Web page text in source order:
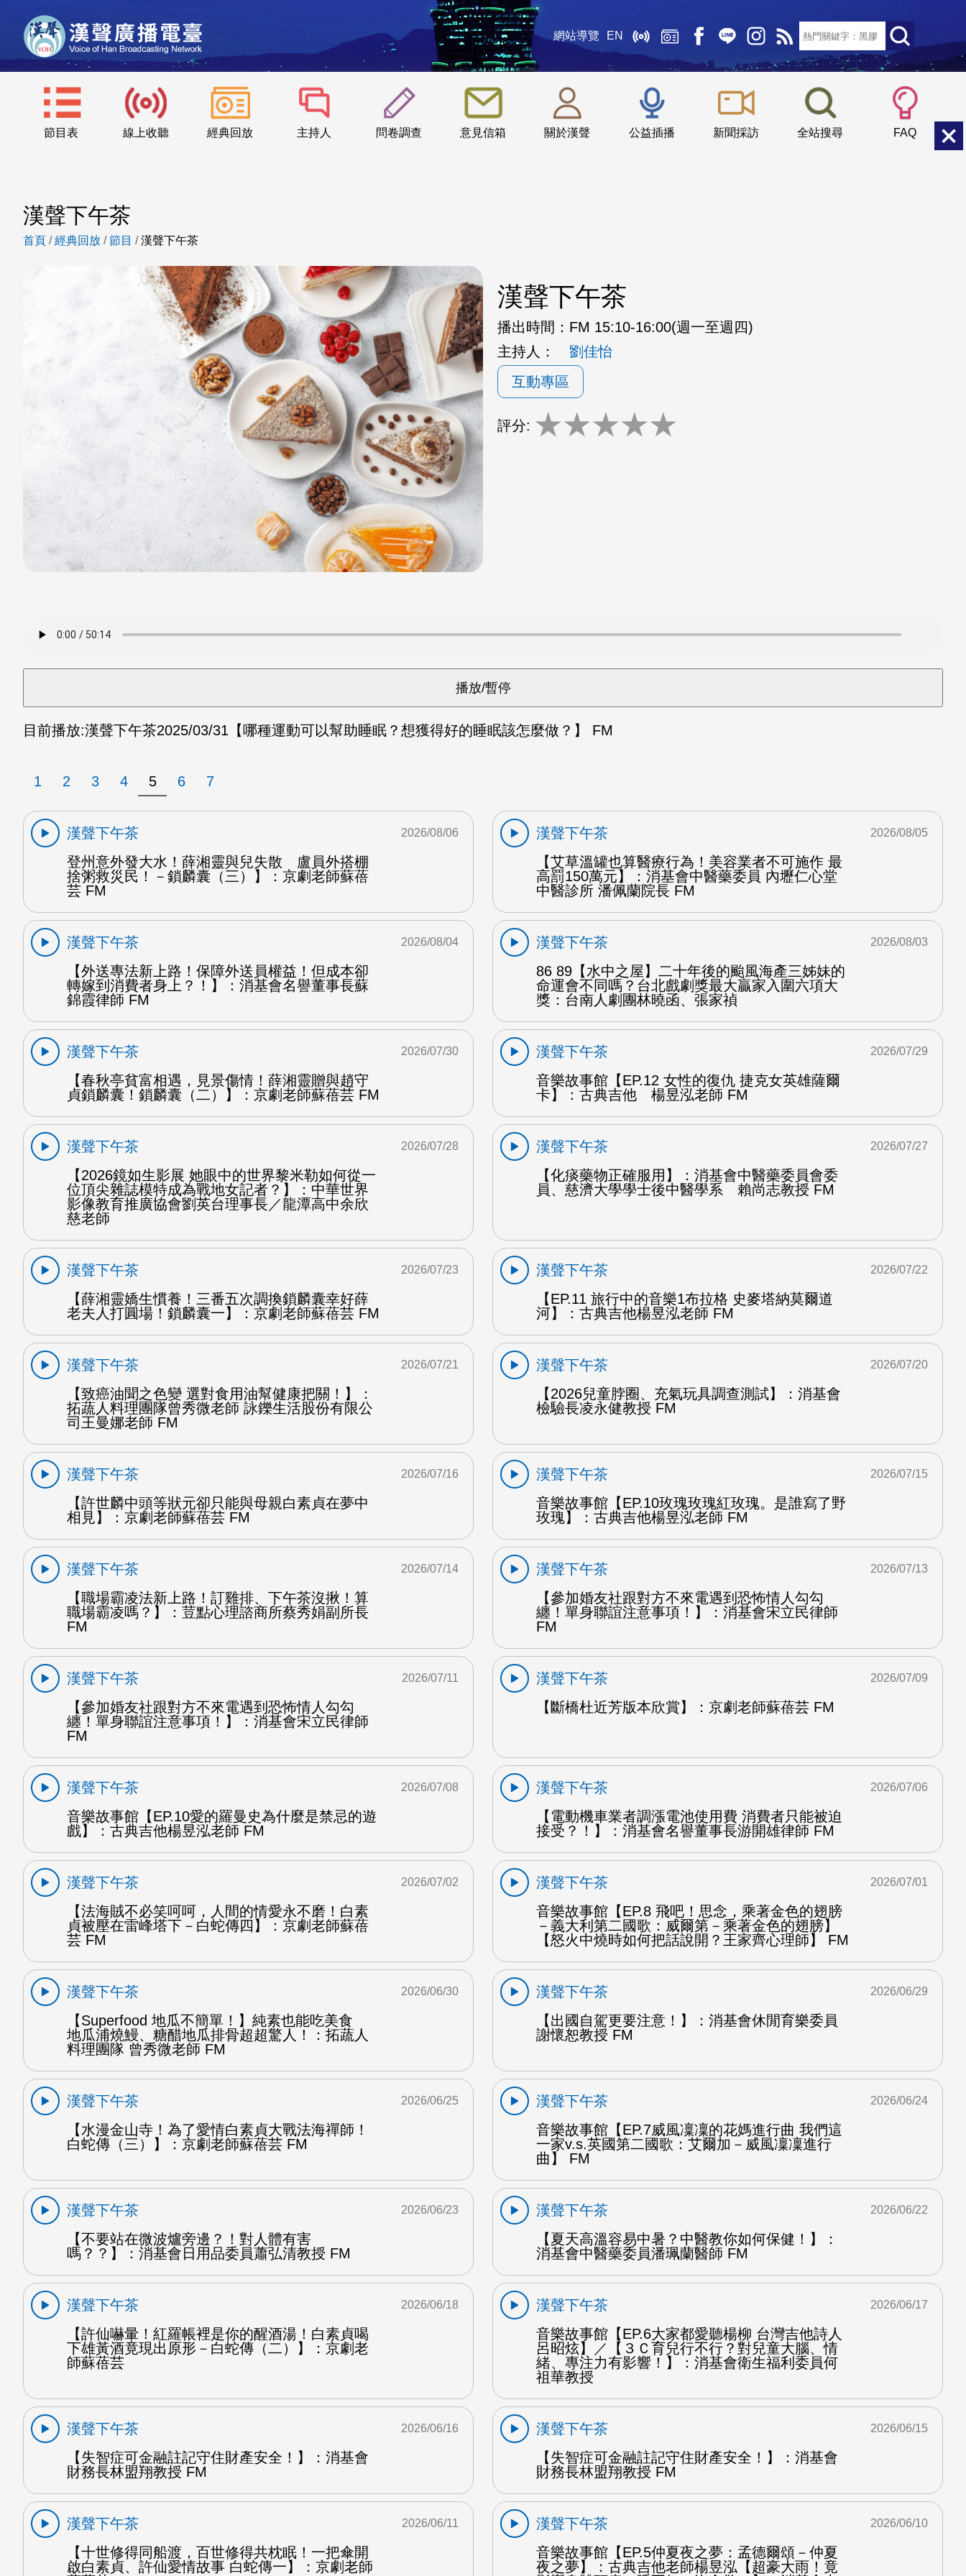
網站導覽 EN
節目表 線上收聽 經典回放 主持人 問卷調查 意見信箱 關於漢聲 公益插播 新聞採訪 全站搜尋 FAQ
::: 小 中
漢聲下午茶
首頁 /經典回放 /節目 /漢聲下午茶
漢聲下午茶
播出時間： FM 15:10-16:00(週一至週四)
主持人：
劉佳怡
互動專區
評分: ★★★★★
目前播放:漢聲下午茶2025/03/31 【哪種運動可以幫助睡眠？想獲得好的睡眠該怎麼做？】 FM
1 2 3 4 5 6 7
漢聲下午茶
登州意外發大水！薛湘靈與兒失散 盧員外搭棚
捨粥救災民！－鎖麟囊（三）】：京劇老師蘇蓓
芸 FM
2026/08/06
漢聲下午茶
【艾草溫罐也算醫療行為！美容業者不可施作 最
高罰150萬元】：消基會中醫藥委員 內壢仁心堂
中醫診所 潘佩蘭院長 FM
2026/08/05
漢聲下午茶
【外送專法新上路！保障外送員權益！但成本卻
轉嫁到消費者身上？！】：消基會名譽董事長蘇
錦霞律師 FM
2026/08/04
漢聲下午茶
86 89【水中之屋】二十年後的颱風海產三姊妹的
命運會不同嗎？台北戲劇獎最大贏家入圍六項大
獎：台南人劇團林曉函、張家禎
2026/08/03
漢聲下午茶
【春秋亭貧富相遇，見景傷情！薛湘靈贈與趙守
貞鎖麟囊！鎖麟囊（二）】：京劇老師蘇蓓芸 FM
2026/07/30
漢聲下午茶
音樂故事館【EP.12 女性的復仇 捷克女英雄薩爾
卡】：古典吉他 楊昱泓老師 FM
2026/07/29
漢聲下午茶
【2026鏡如生影展 她眼中的世界黎米勒如何從一
位頂尖雜誌模特成為戰地女記者？】：中華世界
影像教育推廣協會劉英台理事長／龍潭高中余欣
慈老師
2026/07/28
漢聲下午茶
【化痰藥物正確服用】：消基會中醫藥委員會委
員、慈濟大學學士後中醫學系 賴尚志教授 FM
2026/07/27
漢聲下午茶
【薛湘靈嬌生慣養！三番五次調換鎖麟囊幸好薛
老夫人打圓場！鎖麟囊一】：京劇老師蘇蓓芸 FM
2026/07/23
漢聲下午茶
【EP.11 旅行中的音樂1布拉格 史麥塔納莫爾道
河】：古典吉他楊昱泓老師 FM
2026/07/22
漢聲下午茶
【致癌油聞之色變 選對食用油幫健康把關！】：
拓蔬人料理團隊曾秀微老師 詠鑠生活股份有限公
司王曼娜老師 FM
2026/07/21
漢聲下午茶
【2026兒童脖圈、充氣玩具調查測試】：消基會
檢驗長凌永健教授 FM
2026/07/20
漢聲下午茶
【許世麟中頭等狀元卻只能與母親白素貞在夢中
相見】：京劇老師蘇蓓芸 FM
2026/07/16
漢聲下午茶
音樂故事館【EP.10玫瑰玫瑰紅玫瑰。是誰寫了野
玫瑰】：古典吉他楊昱泓老師 FM
2026/07/15
漢聲下午茶
【職場霸凌法新上路！訂雞排、下午茶沒揪！算
職場霸凌嗎？】：荳點心理諮商所蔡秀娟副所長
FM
2026/07/14
漢聲下午茶
【參加婚友社跟對方不來電遇到恐怖情人勾勾
纏！單身聯誼注意事項！】：消基會宋立民律師
FM
2026/07/13
漢聲下午茶
【參加婚友社跟對方不來電遇到恐怖情人勾勾
纏！單身聯誼注意事項！】：消基會宋立民律師
FM
2026/07/11
漢聲下午茶
【斷橋杜近芳版本欣賞】：京劇老師蘇蓓芸 FM
2026/07/09
漢聲下午茶
音樂故事館【EP.10愛的羅曼史為什麼是禁忌的遊
戲】：古典吉他楊昱泓老師 FM
2026/07/08
漢聲下午茶
【電動機車業者調漲電池使用費 消費者只能被迫
接受？！】：消基會名譽董事長游開雄律師 FM
2026/07/06
漢聲下午茶
【法海賊不必笑呵呵，人間的情愛永不磨！白素
貞被壓在雷峰塔下－白蛇傳四】：京劇老師蘇蓓
芸 FM
2026/07/02
漢聲下午茶
音樂故事館【EP.8 飛吧！思念，乘著金色的翅膀
－義大利第二國歌：威爾第－乘著金色的翅膀】
【怒火中燒時如何把話說開？王家齊心理師】 FM
2026/07/01
漢聲下午茶
【Superfood 地瓜不簡單！】純素也能吃美食
地瓜浦燒鰻、糖醋地瓜排骨超超驚人！：拓蔬人
料理團隊 曾秀微老師 FM
2026/06/30
漢聲下午茶
【出國自駕更要注意！】：消基會休閒育樂委員
謝懷恕教授 FM
2026/06/29
漢聲下午茶
【水漫金山寺！為了愛情白素貞大戰法海禪師！
白蛇傳（三）】：京劇老師蘇蓓芸 FM
2026/06/25
漢聲下午茶
音樂故事館【EP.7威風凜凜的花媽進行曲 我們這
一家v.s.英國第二國歌：艾爾加－威風凜凜進行
曲】 FM
2026/06/24
漢聲下午茶
【不要站在微波爐旁邊？！對人體有害
嗎？？】：消基會日用品委員蕭弘清教授 FM
2026/06/23
漢聲下午茶
【夏天高溫容易中暑？中醫教你如何保健！】：
消基會中醫藥委員潘珮蘭醫師 FM
2026/06/22
漢聲下午茶
【許仙嚇暈！紅羅帳裡是你的醒酒湯！白素貞喝
下雄黃酒竟現出原形－白蛇傳（二）】：京劇老
師蘇蓓芸
2026/06/18
漢聲下午茶
音樂故事館【EP.6大家都愛聽楊柳 台灣吉他詩人
呂昭炫】／【３Ｃ育兒行不行？對兒童大腦、情
緒、專注力有影響！】：消基會衛生福利委員何
祖華教授
2026/06/17
漢聲下午茶
【失智症可金融註記守住財產安全！】：消基會
財務長林盟翔教授 FM
2026/06/16
漢聲下午茶
【失智症可金融註記守住財產安全！】：消基會
財務長林盟翔教授 FM
2026/06/15
漢聲下午茶
【十世修得同船渡，百世修得共枕眠！一把傘開
啟白素貞、許仙愛情故事 白蛇傳一】：京劇老師
2026/06/11
漢聲下午茶
音樂故事館【EP.5仲夏夜之夢：孟德爾頌－仲夏
夜之夢】：古典吉他老師楊昱泓【超豪大雨！竟
2026/06/10